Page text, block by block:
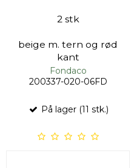
2 stk
beige m. tern og rød
kant
Fondaco
200337-020-06FD
På lager (11 stk.)